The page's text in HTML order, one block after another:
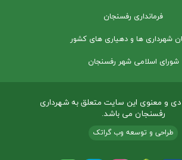
فرمانداری رفسنجان
شهرداری ها و دهیاری های کشور
شورای اسلامی شهر رفسنجان
و معنوی این سایت متعلق به شهرداری
رفسنجان می باشد.
طراحی و توسعه وب گراتک